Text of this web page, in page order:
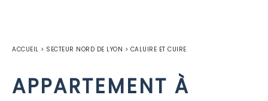
ACCUEIL > SECTEUR NORD DE LYON > CALUIRE ET CUIRE
APPARTEMENT À